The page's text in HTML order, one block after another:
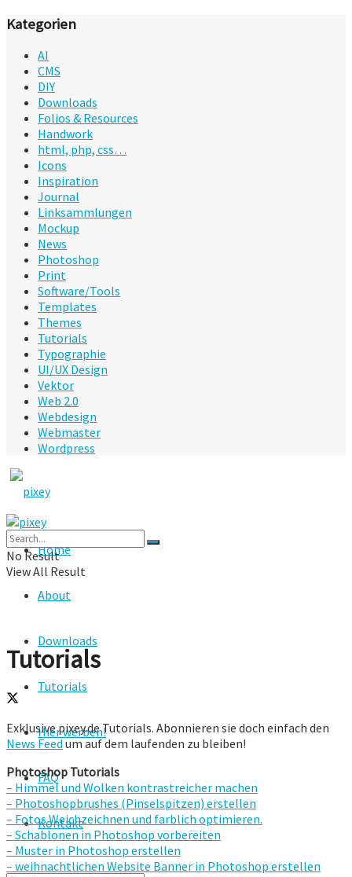
Kategorien
AI
CMS
DIY
Downloads
Folios & Resources
Handwork
html, php, css…
Icons
Inspiration
Journal
Linksammlungen
Mockup
News
Photoshop
Print
Software/Tools
Templates
Themes
Tutorials
Typographie
UI/UX Design
Vektor
Web 2.0
Webdesign
Webmaster
Wordpress
Home
About
Downloads
Tutorials
Hier werben!
FAQ
Kontakt
No Result
View All Result
Tutorials
Exklusive pixey.de Tutorials. Abonnieren sie doch einfach den
News Feed um auf dem laufenden zu bleiben!
Photoshop Tutorials
– Himmel und Wolken kontrastreicher machen
– Photoshopbrushes (Pinselspitzen) erstellen
– Fotos Weichzeichnen und farblich optimieren.
– Schablonen in Photoshop vorbereiten
– Muster in Photoshop erstellen
– weihnachtlichen Website Banner in Photoshop erstellen